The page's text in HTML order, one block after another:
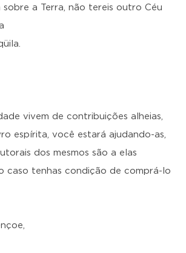
sobre a Terra, não tereis outro Céu
vivem de contribuições alheias,
espírita, você estará ajudando-as,
dos mesmos são a elas
caso tenhas condição de comprá-lo